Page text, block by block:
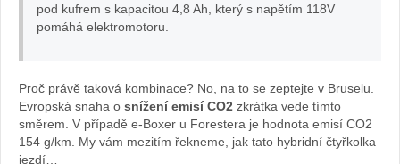
pod kufrem s kapacitou 4,8 Ah, který s napětím 118V
pomáhá elektromotoru.
Proč právě taková kombinace? No, na to se zeptejte v Bruselu.
Evropská snaha o snížení emisí CO2 zkrátka vede tímto
směrem. V případě e-Boxer u Forestera je hodnota emisí CO2
154 g/km. My vám mezitím řekneme, jak tato hybridní čtyřkolka
jezdí…